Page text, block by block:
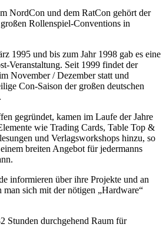
NordCon und dem RatCon gehört der
Rollenspiel-Conventions in
1995 und bis zum Jahr 1998 gab es eine
Veranstaltung. Seit 1999 findet der
November / Dezember statt und
Con-Saison der großen deutschen
gegründet, kamen im Laufe der Jahre
wie Trading Cards, Table Top &
und Verlagsworkshops hinzu, so
breiten Angebot für jedermanns
informieren über ihre Projekte und an
man sich mit der nötigen „Hardware“
Stunden durchgehend Raum für